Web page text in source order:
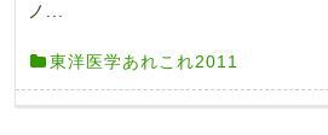
ノ...
東洋医学あれこれ2011